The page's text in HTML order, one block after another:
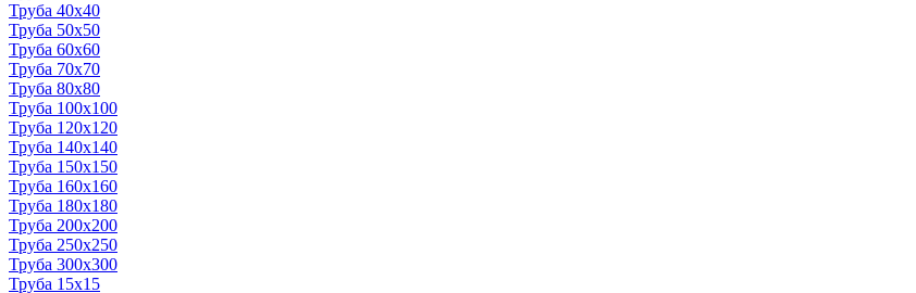
Труба 40x40
Труба 50x50
Труба 60x60
Труба 70x70
Труба 80x80
Труба 100x100
Труба 120x120
Труба 140x140
Труба 150x150
Труба 160x160
Труба 180x180
Труба 200x200
Труба 250x250
Труба 300x300
Труба 15x15